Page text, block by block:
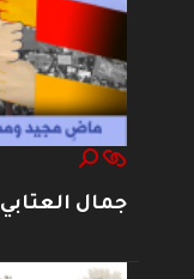
جمال العتابي